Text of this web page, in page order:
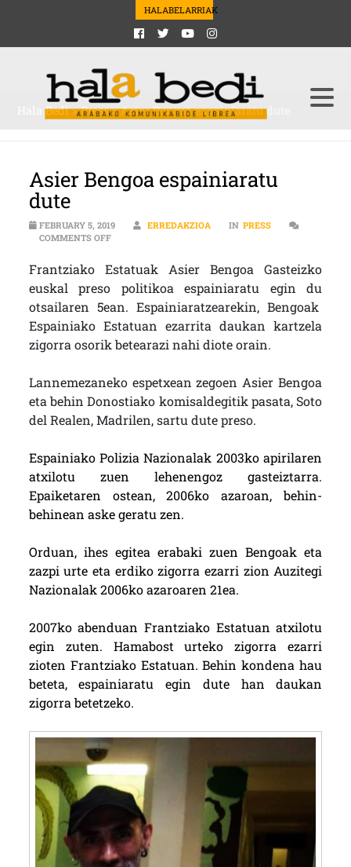
HALABELARRIAK
Hala Bedi>Press>Asier Bengoa espainiaratu dute
Asier Bengoa espainiaratu
dute
FEBRUARY 5, 2019 ERREDAKZIOA IN PRESS
COMMENTS OFFON ASIER BENGOA ESPAINIARATU DUTE
Frantziako Estatuak Asier Bengoa Gasteizko
euskal preso politikoa espainiaratu egin du
otsailaren 5ean. Espainiaratzearekin, Bengoak
Espainiako Estatuan ezarrita daukan kartzela
zigorra osorik betearazi nahi diote orain.
Lannemezaneko espetxean zegoen Asier Bengoa
eta behin Donostiako komisaldegitik pasata, Soto
del Realen, Madrilen, sartu dute preso.
Espainiako Polizia Nazionalak 2003ko apirilaren
atxilotu zuen lehenengoz gasteiztarra.
Epaiketaren ostean, 2006ko azaroan, behin-
behinean aske geratu zen.
Orduan, ihes egitea erabaki zuen Bengoak eta
zazpi urte eta erdiko zigorra ezarri zion Auzitegi
Nazionalak 2006ko azaroaren 21ea.
2007ko abenduan Frantziako Estatuan atxilotu
egin zuten. Hamabost urteko zigorra ezarri
zioten Frantziako Estatuan. Behin kondena hau
beteta, espainiaratu egin dute han daukan
zigorra betetzeko.